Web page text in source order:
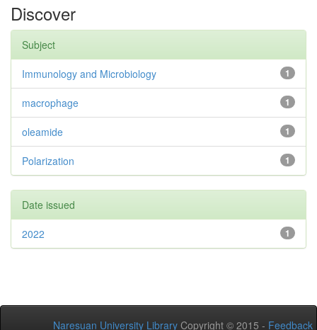
Discover
Subject
1
Immunology and Microbiology
1
macrophage
1
oleamide
1
Polarization
Date issued
1
2022
Naresuan University Library Copyright © 2015 - Feedback